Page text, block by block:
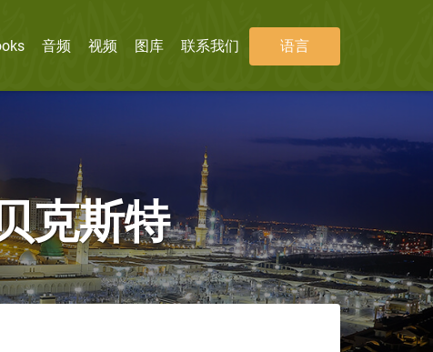
音频 视频 图库 联系我们 语言
克斯特